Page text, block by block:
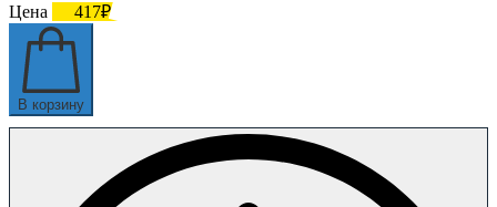
Цена
417₽
В корзину